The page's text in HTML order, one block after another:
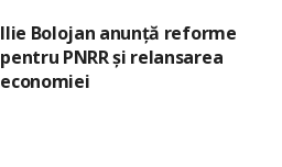
Ilie Bolojan anunță reforme
pentru PNRR și relansarea
economiei